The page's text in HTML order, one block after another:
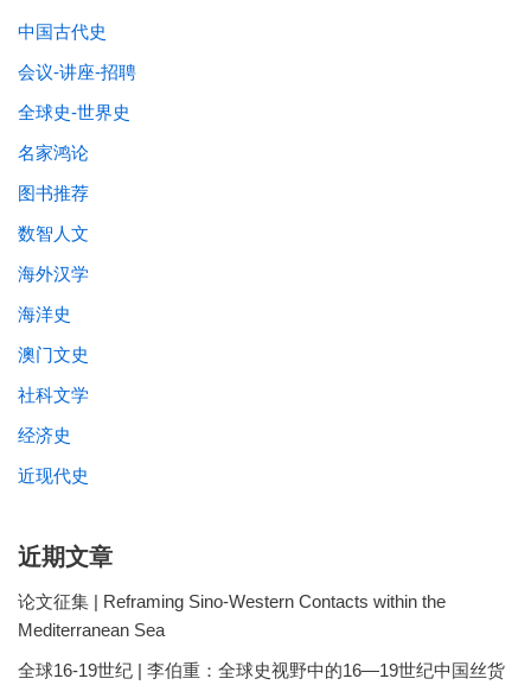
中国古代史
会议-讲座-招聘
全球史-世界史
名家鸿论
图书推荐
数智人文
海外汉学
海洋史
澳门文史
社科文学
经济史
近现代史
近期文章
论文征集 | Reframing Sino-Western Contacts within the
Mediterranean Sea
全球16-19世纪 | 李伯重：全球史视野中的16—19世纪中国丝货